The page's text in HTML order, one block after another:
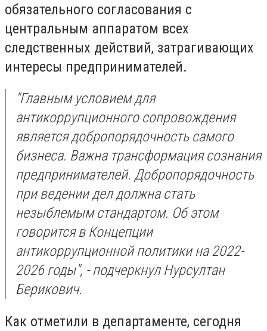
обязательного согласования с
центральным аппаратом всех
следственных действий, затрагивающих
интересы предпринимателей.
"Главным условием для
антикоррупционного сопровождения
является добропорядочность самого
бизнеса. Важна трансформация сознания
предпринимателей. Добропорядочность
при ведении дел должна стать
незыблемым стандартом. Об этом
говорится в Концепции
антикоррупционной политики на 2022-
2026 годы", - подчеркнул Нурсултан
Берикович.
Как отметили в департаменте, сегодня